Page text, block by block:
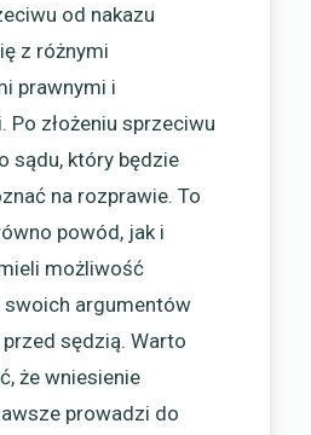
od nakazu
z różnymi
prawnymi i
Po złożeniu sprzeciwu
sądu, który będzie
na rozprawie. To
powód, jak i
możliwość
argumentów
sędzią. Warto
że wniesienie
prowadzi do